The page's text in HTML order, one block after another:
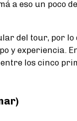
a eso un poco
del tour, por
y experiencia.
entre los cinco